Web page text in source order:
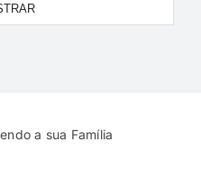
a sua Família